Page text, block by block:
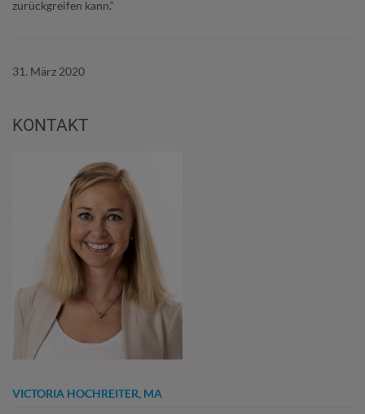
zurückgreifen kann.“
31. März 2020
KONTAKT
VICTORIA HOCHREITER, MA